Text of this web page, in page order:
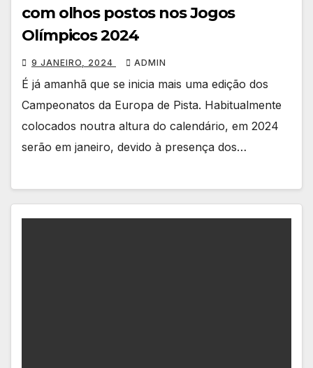
com olhos postos nos Jogos
Olímpicos 2024
9 JANEIRO, 2024 ADMIN
É já amanhã que se inicia mais uma edição dos
Campeonatos da Europa de Pista. Habitualmente
colocados noutra altura do calendário, em 2024
serão em janeiro, devido à presença dos…